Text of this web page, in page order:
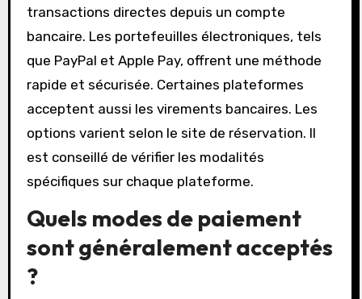
transactions directes depuis un compte
bancaire. Les portefeuilles électroniques, tels
que PayPal et Apple Pay, offrent une méthode
rapide et sécurisée. Certaines plateformes
acceptent aussi les virements bancaires. Les
options varient selon le site de réservation. Il
est conseillé de vérifier les modalités
spécifiques sur chaque plateforme.
Quels modes de paiement
sont généralement acceptés
?